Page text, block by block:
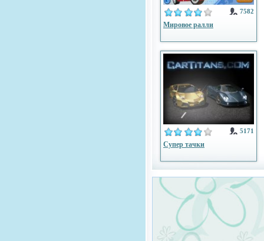
7582
Мировое ралли
5171
Супер тачки